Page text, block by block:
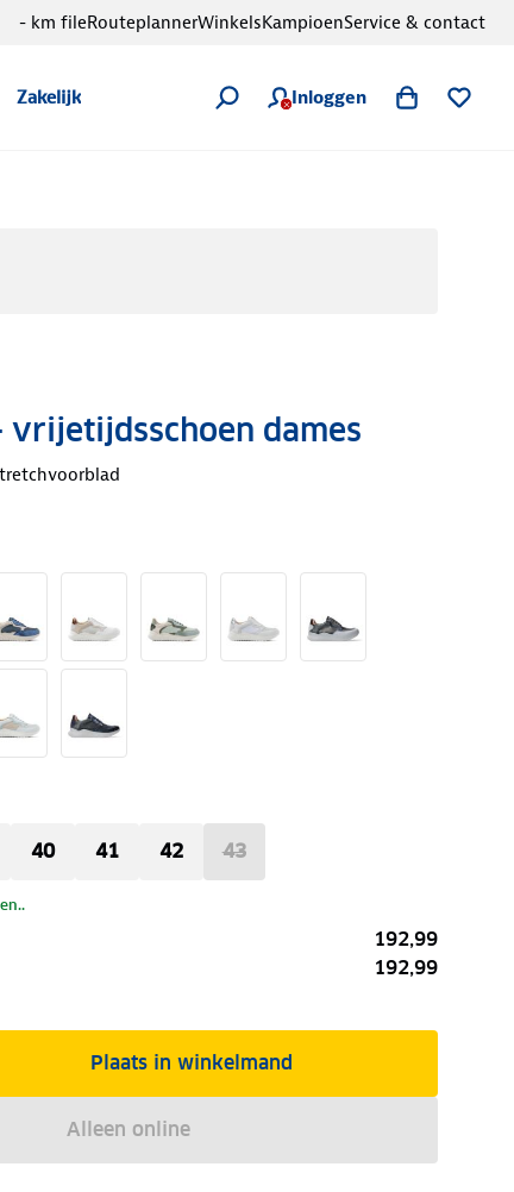
Zakelijk Inloggen
- km fileRouteplannerWinkelsKampioenService & contact
vrijetijdsschoen dames
40 41 42 43
192,99
192,99
Plaats in winkelmand
Alleen online